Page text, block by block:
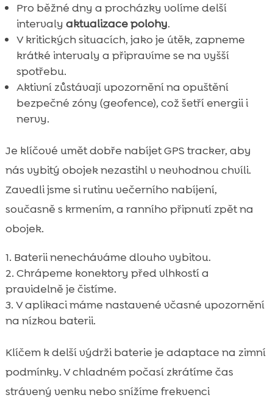
Pro běžné dny a procházky volíme delší
intervaly aktualizace polohy.
V kritických situacích, jako je útěk, zapneme
krátké intervaly a připravíme se na vyšší
spotřebu.
Aktivní zůstávají upozornění na opuštění
bezpečné zóny (geofence), což šetří energii i
nervy.
Je klíčové umět dobře nabíjet GPS tracker, aby
nás vybitý obojek nezastihl v nevhodnou chvíli.
Zavedli jsme si rutinu večerního nabíjení,
současně s krmením, a ranního připnutí zpět na
obojek.
Baterii nenecháváme dlouho vybitou.
Chrápeme konektory před vlhkostí a
pravidelně je čistíme.
V aplikaci máme nastavené včasné upozornění
na nízkou baterii.
Klíčem k delší výdrži baterie je adaptace na zimní
podmínky. V chladném počasí zkrátíme čas
strávený venku nebo snížíme frekvenci